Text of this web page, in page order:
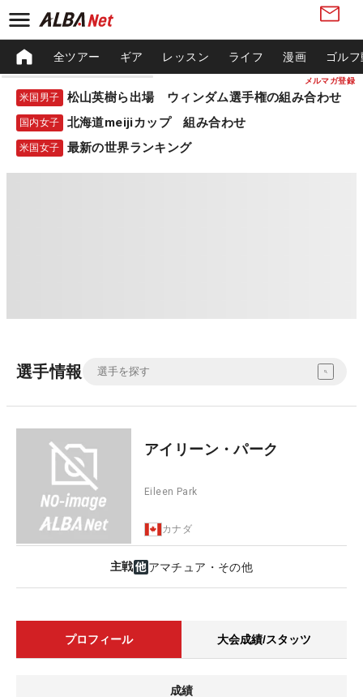
メルマガ登録
全ツアー ギア レッスン ライフ 漫画 ゴル
米国男子 松山英樹ら出場 ウィンダム選手権の組み合わせ
国内女子 北海道meijiカップ 組み合わせ
米国女子 最新の世界ランキング
選手情報
アイリーン・パーク
Eileen Park
カナダ
主戦 アマチュア・その他
プロフィール 大会成績/スタッツ
成績